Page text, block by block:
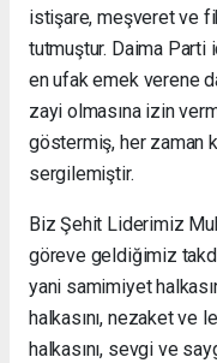
istişare, meşveret ve
tutmuştur. Daima
en ufak emek verene
zayi olmasına izin
göstermiş, her zaman
sergilemiştir.
Biz Şehit Liderimiz
göreve geldiğimiz
yani samimiyet
halkasını, nezaket ve
halkasını, sevgi ve